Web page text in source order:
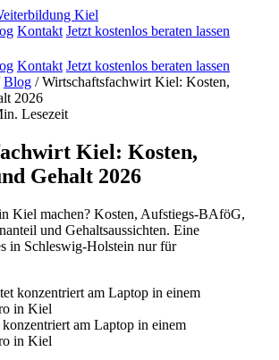
Kontakt Jetzt kostenlos beraten lassen
Kontakt Jetzt kostenlos beraten lassen
Blog / Wirtschaftsfachwirt Kiel: Kosten,
2026
Lesezeit
Kiel: Kosten,
Gehalt 2026
Kiel machen? Kosten, Aufstiegs-BAföG,
und Gehaltsaussichten. Eine
in Schleswig-Holstein nur für
am Laptop in einem
in Kiel